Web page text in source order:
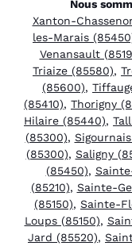
Nous
Xanton-
les-Marais
Venansault
Triaize (85580),
(85600),
(85410), Thorigny
Hilaire (85440),
(85300), Sigournais
(85300), Saligny
(85450),
(85210), Sainte-
(85150), Sainte-
Loups (85150),
Jard (85520),